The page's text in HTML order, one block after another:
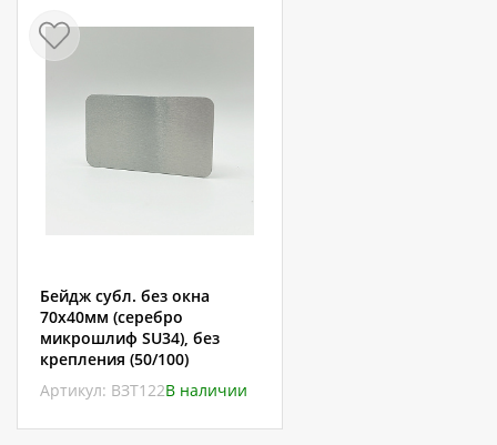
Бейдж субл. без окна
70х40мм (серебро
микрошлиф SU34), без
крепления (50/100)
Артикул: ВЗТ122В наличии